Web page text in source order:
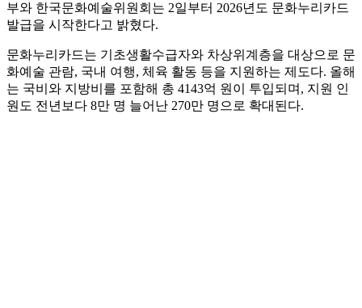
부와 한국문화예술위원회는 2일부터 2026년도 문화누리카드
발급을 시작한다고 밝혔다.
문화누리카드는 기초생활수급자와 차상위계층을 대상으로 문
화예술 관람, 국내 여행, 체육 활동 등을 지원하는 제도다. 올해
는 국비와 지방비를 포함해 총 4143억 원이 투입되며, 지원 인
원도 전년보다 8만 명 늘어난 270만 명으로 확대된다.